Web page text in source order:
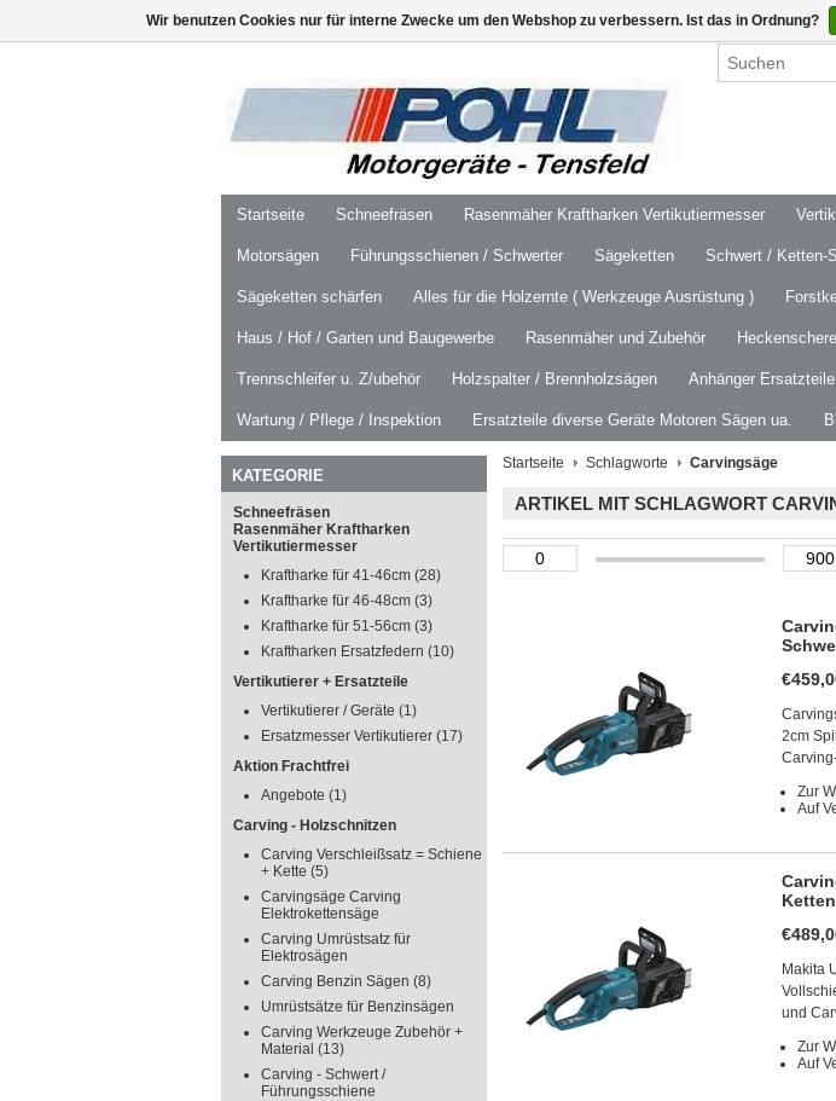
Startseite Schneefräsen Rasenmäher Kraftharken Vertikutiermesser
Motorsägen Führungsschienen / Schwerter Sägeketten Schwert / Ketten-
Sägeketten schärfen Alles für die Holzernte ( Werkzeuge Ausrüstung )
Haus / Hof / Garten und Baugewerbe Rasenmäher und Zubehör
Trennschleifer u. Z/ubehör Holzspalter / Brennholzsägen Anhänger
Wartung / Pflege / Inspektion Ersatzteile diverse Geräte Motoren Sägen ua.
KATEGORIE
Schneefräsen
Rasenmäher Kraftharken
Vertikutiermesser
Kraftharke für 41-46cm (28)
Kraftharke für 46-48cm (3)
Kraftharke für 51-56cm (3)
Kraftharken Ersatzfedern (10)
Vertikutierer + Ersatzteile
Vertikutierer / Geräte (1)
Ersatzmesser Vertikutierer (17)
Aktion Frachtfrei
Angebote (1)
Carving - Holzschnitzen
Carving Verschleißsatz = Schiene
+ Kette (5)
Carvingsäge Carving
Elektrokettensäge
Carving Umrüstsatz für
Elektrosägen
Carving Benzin Sägen (8)
Umrüstsätze für Benzinsägen
Carving Werkzeuge Zubehör +
Material (13)
Carving - Schwert /
Führungsschiene
Startseite Schlagworte Carvingsäge
ARTIKEL MIT SCHLAGWORT
2cm
Zur
Auf
Makita
und
Zur
Auf
Wir benutzen Cookies nur für interne Zwecke um den Webshop zu verbessern. Ist das in Ordnung?